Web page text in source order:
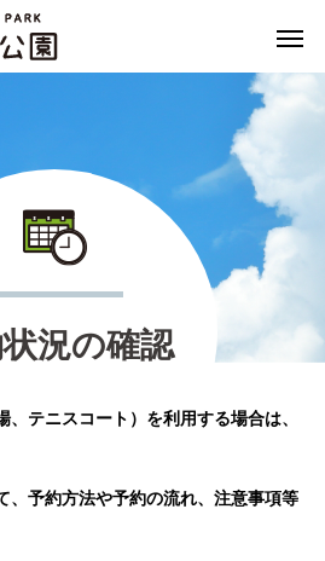
状況の確認
テニスコート）を利用する場合は、
、予約方法や予約の流れ、注意事項等